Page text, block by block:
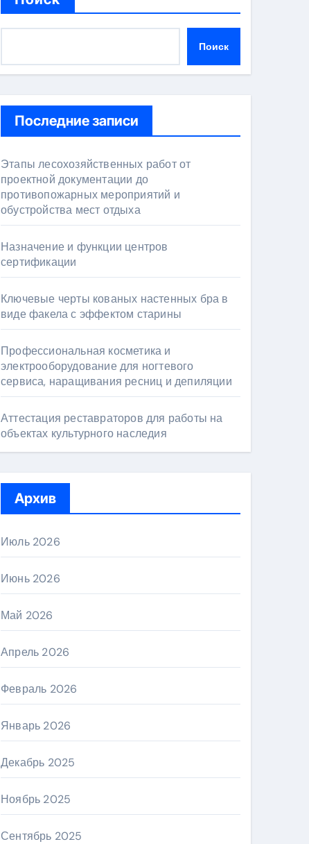
Поиск
Последние записи
Этапы лесохозяйственных работ от
проектной документации до
противопожарных мероприятий и
обустройства мест отдыха
Назначение и функции центров
сертификации
Ключевые черты кованых настенных бра в
виде факела с эффектом старины
Профессиональная косметика и
электрооборудование для ногтевого
сервиса, наращивания ресниц и депиляции
Аттестация реставраторов для работы на
объектах культурного наследия
Архив
Июль 2026
Июнь 2026
Май 2026
Апрель 2026
Февраль 2026
Январь 2026
Декабрь 2025
Ноябрь 2025
Сентябрь 2025